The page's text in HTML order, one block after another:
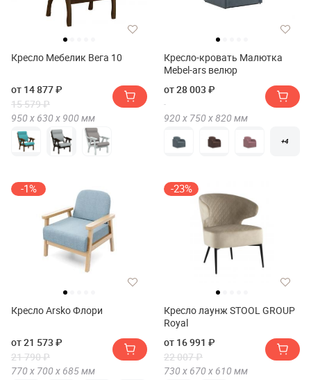
Кресло Мебелик Вега 10
от 14 877 ₽
15 579 ₽
950 х 630 х 900 мм
Кресло-кровать Малютка
Mebel-ars велюр
от 28 003 ₽
920 х 750 х820 мм
+4
-1%
Кресло Arsko Флори
от 21 573 ₽
21 790 ₽
770 х 700 х 685мм
-23%
Кресло лаунж STOOL GROUP
Royal
от 16 991 ₽
22 007 ₽
730 х 670 х 610 мм